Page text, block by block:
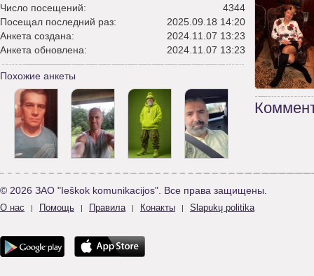
Число посещений:
4344
Посещал последний раз:
2025.09.18 14:20
Анкета создана:
2024.11.07 13:23
Анкета обновлена:
2024.11.07 13:23
Похожие анкеты
© 2026 ЗАО "Ieškok komunikacijos". Все права защищены.
О нас | Помощь | Правила | Конакты | Slapukų politika